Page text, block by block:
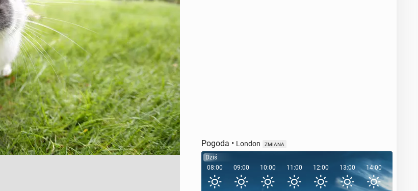
Pogoda • London ZMIANA
Dziś
08:00
09:00 10:00 11:00 12:00 13:00 14:00 15:00